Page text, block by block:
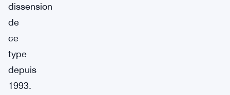
dissension
de
ce
type
depuis
1993.